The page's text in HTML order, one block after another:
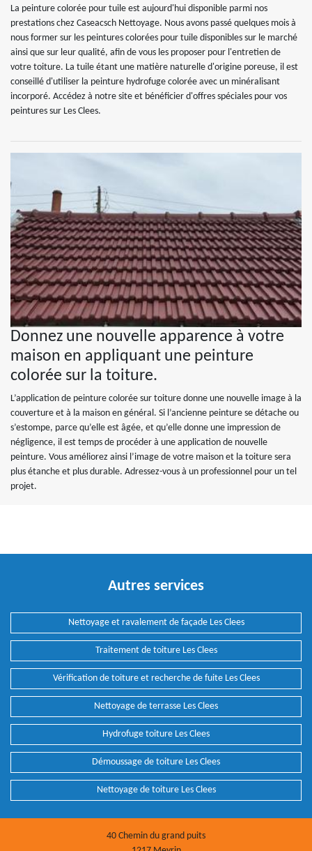
La peinture colorée pour tuile est aujourd'hui disponible parmi nos
prestations chez Caseacsch Nettoyage. Nous avons passé quelques mois à
nous former sur les peintures colorées pour tuile disponibles sur le marché
ainsi que sur leur qualité, afin de vous les proposer pour l'entretien de
votre toiture. La tuile étant une matière naturelle d'origine poreuse, il est
conseillé d'utiliser la peinture hydrofuge colorée avec un minéralisant
incorporé. Accédez à notre site et bénéficier d'offres spéciales pour vos
peintures sur Les Clees.
Donnez une nouvelle apparence à votre
maison en appliquant une peinture
colorée sur la toiture.
L’application de peinture colorée sur toiture donne une nouvelle image à la
couverture et à la maison en général. Si l’ancienne peinture se détache ou
s’estompe, parce qu’elle est âgée, et qu’elle donne une impression de
négligence, il est temps de procéder à une application de nouvelle
peinture. Vous améliorez ainsi l’image de votre maison et la toiture sera
plus étanche et plus durable. Adressez-vous à un professionnel pour un tel
projet.
Autres services
Nettoyage et ravalement de façade Les Clees
Traitement de toiture Les Clees
Vérification de toiture et recherche de fuite Les Clees
Nettoyage de terrasse Les Clees
Hydrofuge toiture Les Clees
Démoussage de toiture Les Clees
Nettoyage de toiture Les Clees
40 Chemin du grand puits